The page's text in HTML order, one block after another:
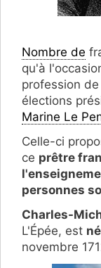
Nombre de
qu'à
profession
élections
Marine Le
Celle-ci
ce prêtre
personnes
Charles-
L'Épée, est
novembre